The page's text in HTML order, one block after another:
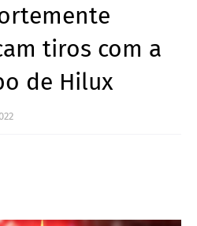
tiros com a
de Hilux